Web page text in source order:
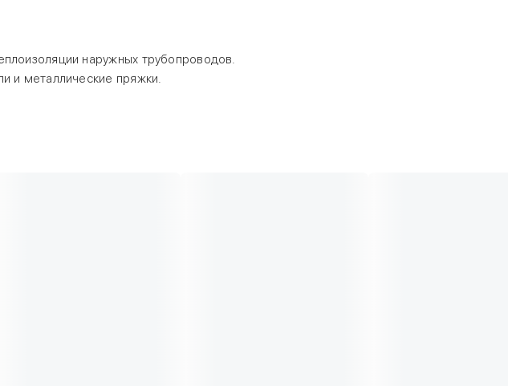
наружных трубопроводов.
и металлические пряжки.